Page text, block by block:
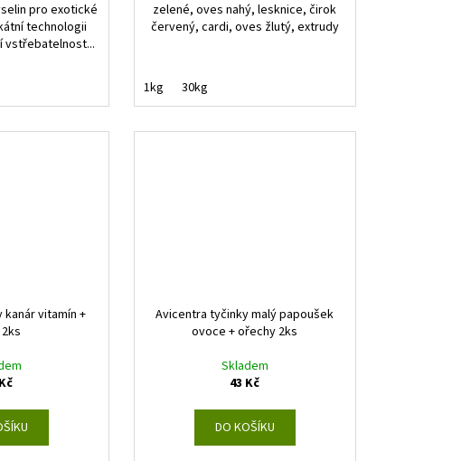
pro exotické
technologii
vstřebatelnost...
zelené, oves nahý, lesknice, čirok
červený, cardi, oves žlutý, extrudy
1kg 30kg
vitamín +
Avicentra tyčinky malý papoušek
ovoce + ořechy 2ks
Skladem
43 Kč
DO KOŠÍKU